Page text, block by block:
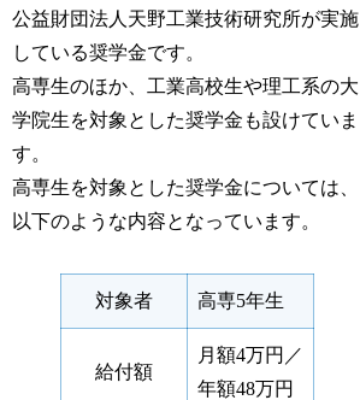
公益財団法人天野工業技術研究所が実施
している奨学金です。
高専生のほか、工業高校生や理工系の大
学院生を対象とした奨学金も設けていま
す。
高専生を対象とした奨学金については、
以下のような内容となっています。
対象者 高専5年生
給付額
月額4万円／
年額48万円